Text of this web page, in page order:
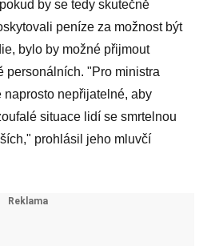
by se tedy skutečně
peníze za možnost být
bylo by možné přijmout
personálních. "Pro ministra
naprosto nepřijatelné, aby
situace lidí se smrtelnou
prohlásil jeho mluvčí